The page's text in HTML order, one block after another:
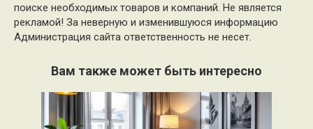
поиске необходимых товаров и компаний. Не является
рекламой! За неверную и изменившуюся информацию
Администрация сайта ответственность не несет.
Вам также может быть интересно